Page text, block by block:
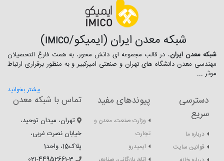
شبکه معدن ایران (ایمیکو/IMICO
)
شبکه معدن ایران، در قالب مجموعه ای دانش محور، به همت فارغ­ التحصیلان
مهندسی معدن دانشگاه ­های تهران و صنعتی امیرکبیر و به منظور برقراری ارتباط
موثر ...
بیشتر بخوانید
دسترسی
سریع
درباره ما
قوانین سایت
پیوندهای مفید
وزارت صنعت، معدن و
تجارت
ایمیدرو
تماس با شبکه معدن
تهران، میدان توحید،
خیابان نصرت غربی،
پلاک15، واحد1